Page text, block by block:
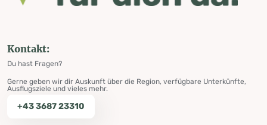
Kontakt:
Du hast Fragen?
Gerne geben wir dir Auskunft über die Region, verfügbare Unterkünfte,
Ausflugsziele und vieles mehr.
+43 3687 23310